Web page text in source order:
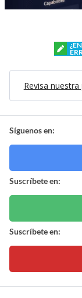
Revisa
Síguenos en:
Suscríbete en:
Suscríbete en: